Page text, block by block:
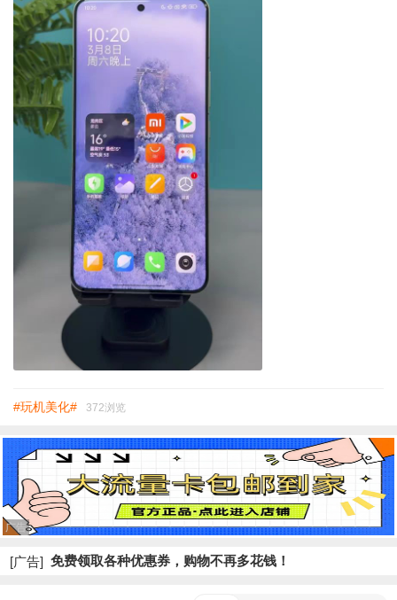
#玩机美化# 372浏览
广告
[广告] 免费领取各种优惠券，购物不再多花钱！